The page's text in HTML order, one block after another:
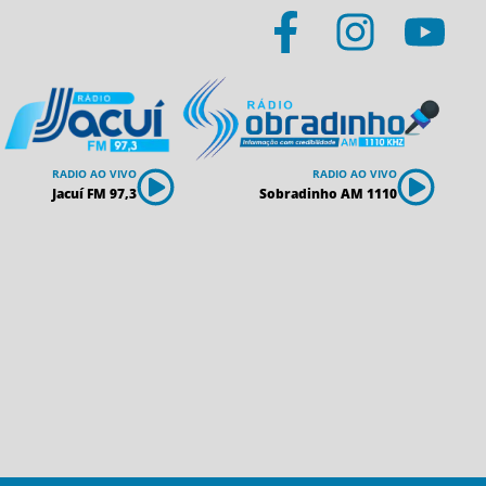
RADIO AO VIVO
Jacuí FM 97,3
RADIO AO VIVO
Sobradinho AM 1110